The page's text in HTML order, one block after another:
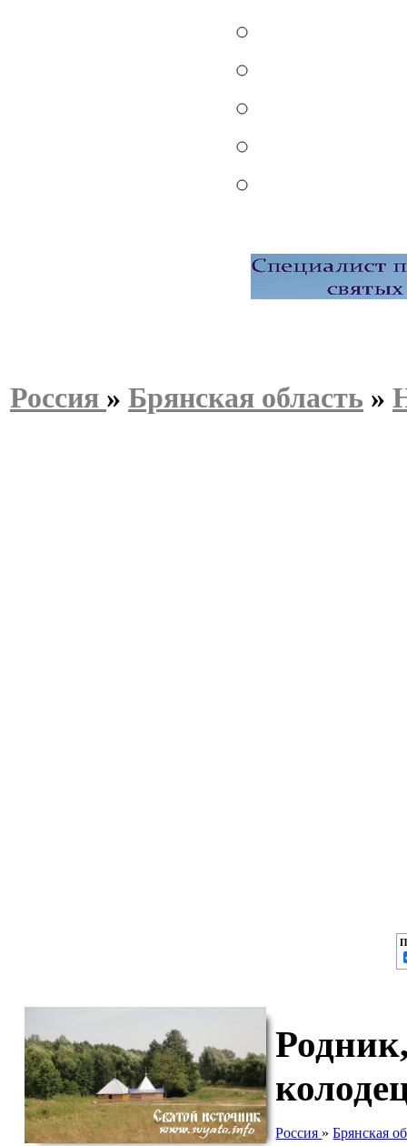
Россия » Брянская область »
Россия »Брянская